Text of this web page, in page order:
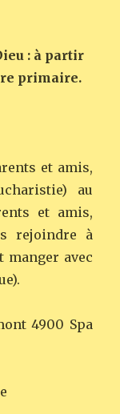
: à partir
primaire.
et amis,
au
et amis,
rejoindre à
manger avec
4900 Spa